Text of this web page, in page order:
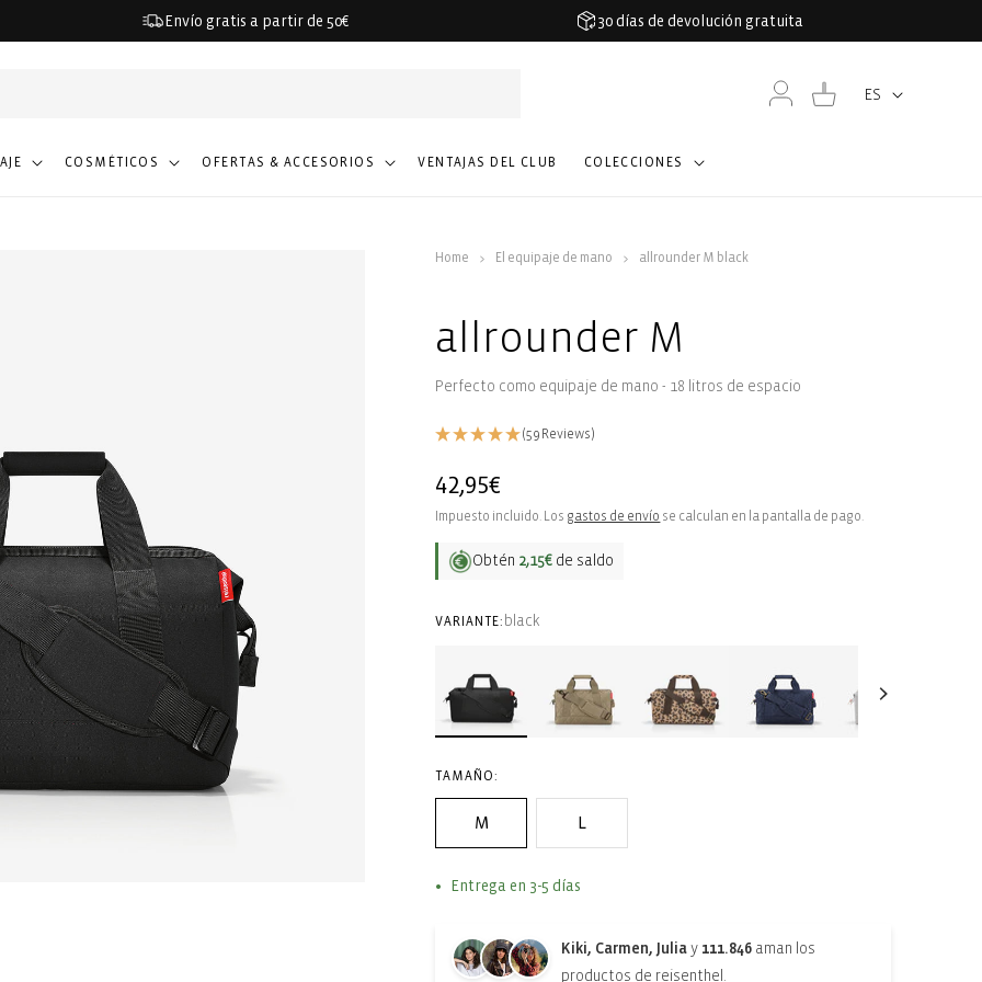
Envío gratis a partir de 50€ 30 días de devolución gratuita
COSMÉTICOS OFERTAS & ACCESORIOS VENTAJAS DEL CLUB COLECCIONES
Idioma
ES
Iniciar
sesión
Carrito
Home El equipaje de mano allrounder M black
allrounder M
Perfecto como equipaje de mano - 18 litros de espacio
(59 Reviews)
Precio
habitual
42,95€
Impuesto incluido. Los gastos de envío se calculan en la pantalla de pago.
Obtén 2,15€ de saldo
VARIANTE: black
TAMAÑO:
M L
Entrega en 3-5 días
Kiki, Carmen, Julia y 111.846 aman los
productos de reisenthel.